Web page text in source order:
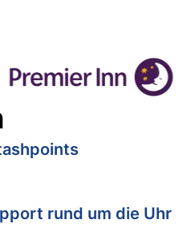
rund um die Uhr